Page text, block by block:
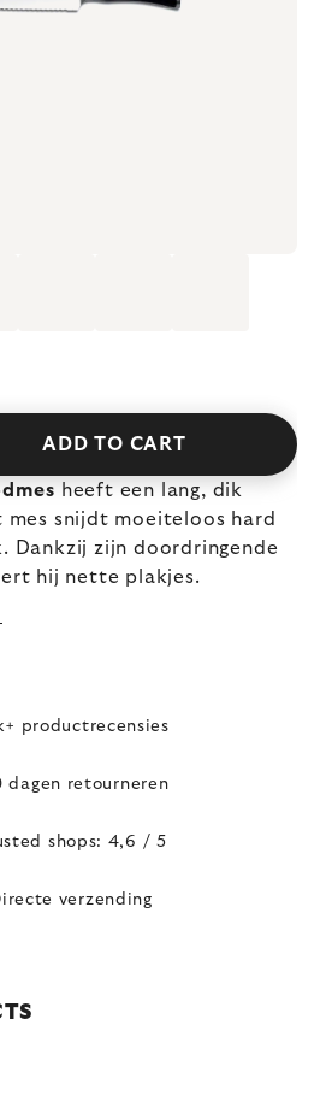
ADD TO CART
heeft een lang, dik
snijdt moeiteloos hard
Dankzij zijn doordringende
hij nette plakjes.
productrecensies
dagen retourneren
shops: 4,6 / 5
verzending